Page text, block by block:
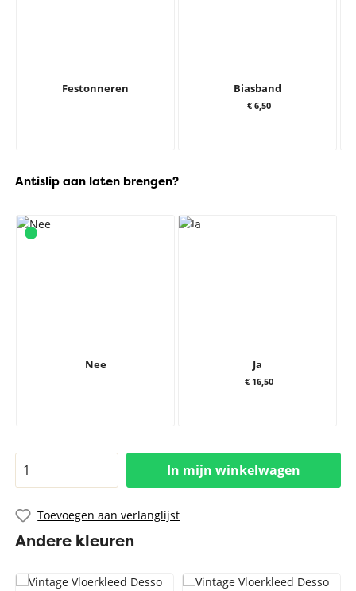
Festonneren Biasband
€ 6,50
Antislip aan laten brengen?
Nee Ja
€ 16,50
In mijn winkelwagen
Toevoegen aan verlanglijst
Andere kleuren